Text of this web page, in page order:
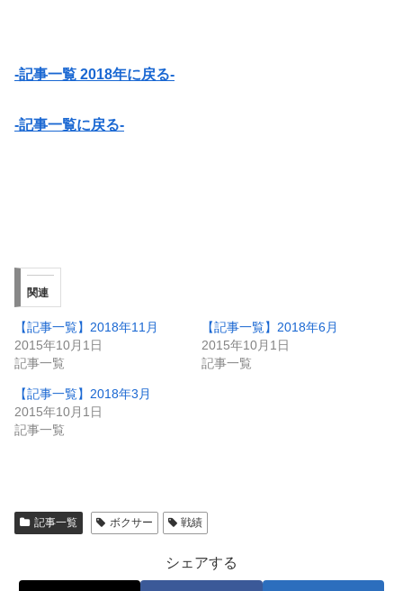
-記事一覧 2018年に戻る-
-記事一覧に戻る-
関連
【記事一覧】2018年11月
2015年10月1日
記事一覧
【記事一覧】2018年6月
2015年10月1日
記事一覧
【記事一覧】2018年3月
2015年10月1日
記事一覧
記事一覧 ボクサー 戦績
シェアする